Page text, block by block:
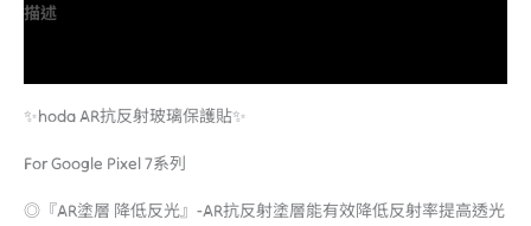
描述
✨hoda AR抗反射玻璃保護貼✨
For Google Pixel 7系列
◎『AR塗層 降低反光』-AR抗反射塗層能有效降低反射率提高透光